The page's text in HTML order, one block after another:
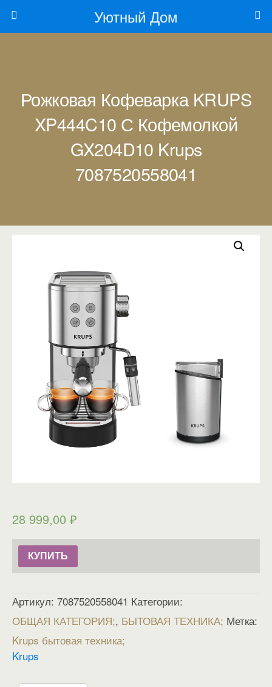
Уютный Дом
Рожковая Кофеварка KRUPS
XP444C10 С Кофемолкой
GX204D10 Krups
7087520558041
28 999,00 ₽
КУПИТЬ
Артикул: 7087520558041 Категории:
ОБЩАЯ КАТЕГОРИЯ , БЫТОВАЯ ТЕХНИКА Метка:
Krups бытовая техника
Krups